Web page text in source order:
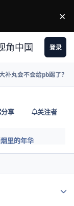
×
角中国 登录
补丸会不会给pb踢了？
分享 关注者
里的年华